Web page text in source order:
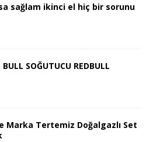
sağlam ikinci el hiç bir sorunu
SOĞUTUCU REDBULL
Marka Tertemiz Doğalgazlı Set